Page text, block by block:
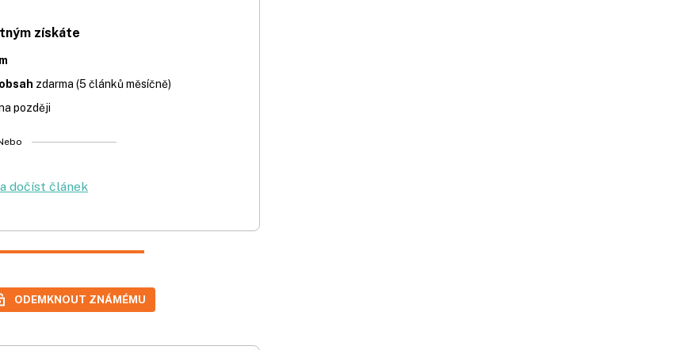
získáte
zdarma (5 článků měsíčně)
později
dočíst článek
ODEMKNOUT ZNÁMÉMU